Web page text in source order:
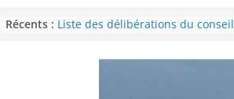
Récents : Liste des délibérations du conseil